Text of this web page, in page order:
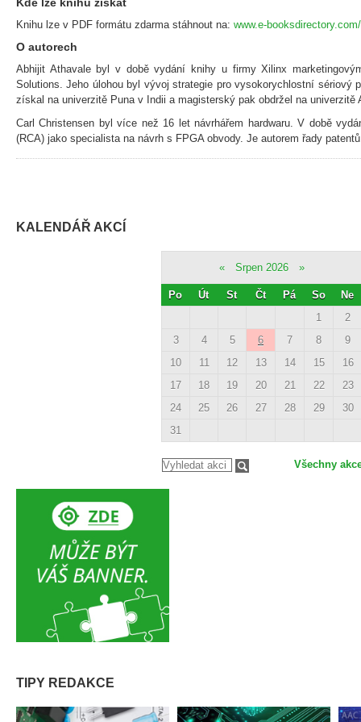
Knihu lze v PDF formátu zdarma stáhnout na: www.e-
O autorech
Abhijit Athavale byl v době vydání knihy u firmy Xilinx
Solutions. Jeho úlohou byl vývoj strategie pro vysokorychlostní sériový
získal na univerzitě Puna v Indii a magisterský pak obdržel na univerzitě
Carl Christensen byl více než 16 let návrhářem hardwaru. V době
(RCA) jako specialista na návrh s FPGA obvody. Je autorem řady
KALENDÁŘ AKCÍ
« Srpen 2026 »
Po Út St Čt Pá So
Ne
1
2
3
4 5 6 7 8
9
10
11 12 13 14 15
16
17
18 19 20 21 22
23
24
25 26 27 28 29
30
31
Všechny
TIPY REDAKCE